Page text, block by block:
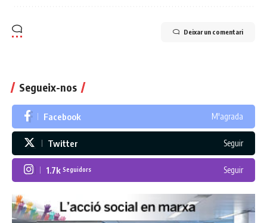
Deixar un comentari
Segueix-nos
Facebook M'agrada
Twitter Seguir
1.7k Seguidors Seguir